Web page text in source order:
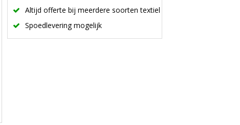
Altijd offerte bij meerdere soorten textiel
Spoedlevering mogelijk